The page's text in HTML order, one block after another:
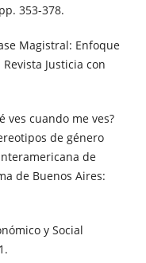
353-378.
Magistral: Enfoque
Justicia con
ves cuando me ves?
de género
de
de Buenos Aires:
y Social